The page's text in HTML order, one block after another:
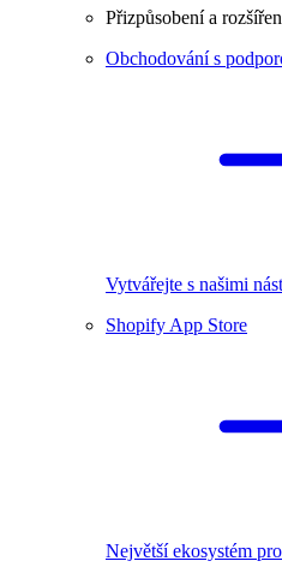
Přizpůsobení a
Obchodování s
Vytvářejte s našimi
Shopify App Store
Největší ekosystém